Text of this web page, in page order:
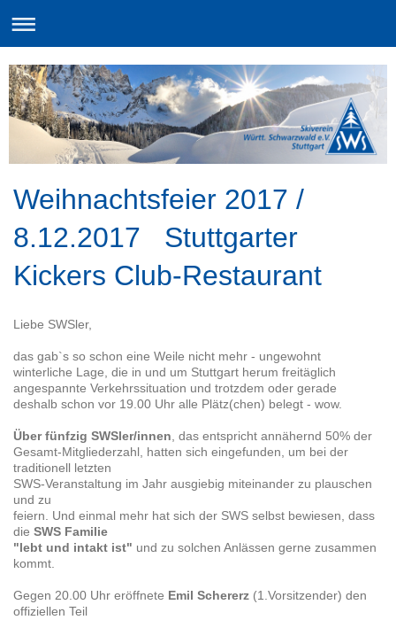
Weihnachtsfeier 2017 /
8.12.2017 Stuttgarter
Kickers Club-Restaurant
Liebe SWSler,
das gab`s so schon eine Weile nicht mehr - ungewohnt
winterliche Lage, die in und um Stuttgart herum freitäglich
angespannte Verkehrssituation und trotzdem oder gerade
deshalb schon vor 19.00 Uhr alle Plätz(chen) belegt - wow.
Über fünfzig SWSler/innen , das entspricht annähernd 50% der
Gesamt-Mitgliederzahl, hatten sich eingefunden, um bei der
traditionell letzten
SWS-Veranstaltung im Jahr ausgiebig miteinander zu plauschen
und zu
feiern. Und einmal mehr hat sich der SWS selbst bewiesen, dass
die SWS Familie
"lebt und intakt ist" und zu solchen Anlässen gerne zusammen
kommt.
Gegen 20.00 Uhr eröffnete Emil Schererz (1.Vorsitzender) den
offiziellen Teil